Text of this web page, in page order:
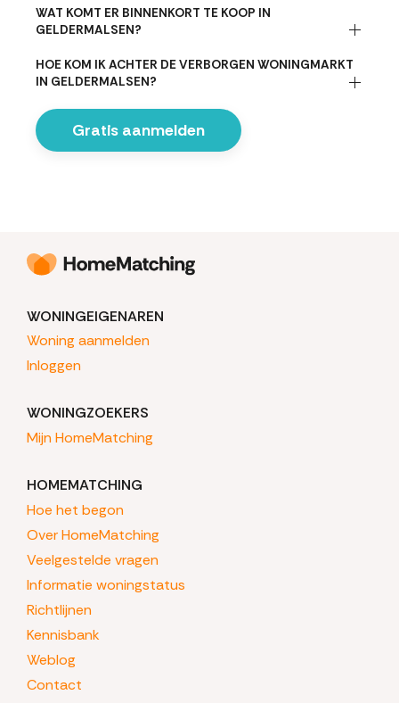
WAT KOMT ER BINNENKORT TE KOOP IN
GELDERMALSEN?
HOE KOM IK ACHTER DE VERBORGEN WONINGMARKT
IN GELDERMALSEN?
Gratis aanmelden
WONINGEIGENAREN
Woning aanmelden
Inloggen
WONINGZOEKERS
Mijn HomeMatching
HOMEMATCHING
Hoe het begon
Over HomeMatching
Veelgestelde vragen
Informatie woningstatus
Richtlijnen
Kennisbank
Weblog
Contact